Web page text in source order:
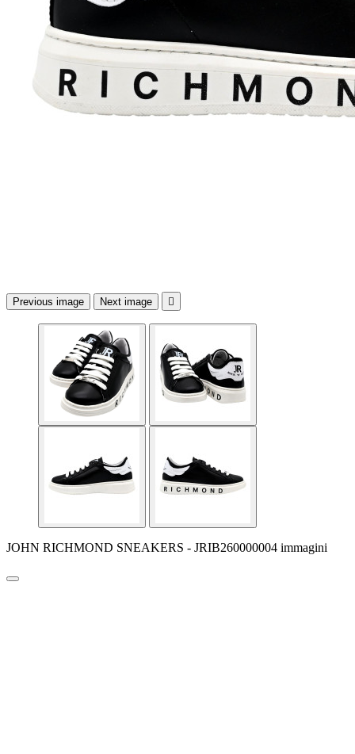
Previous image Next image 
JOHN RICHMOND SNEAKERS - JRIB260000004 immagini